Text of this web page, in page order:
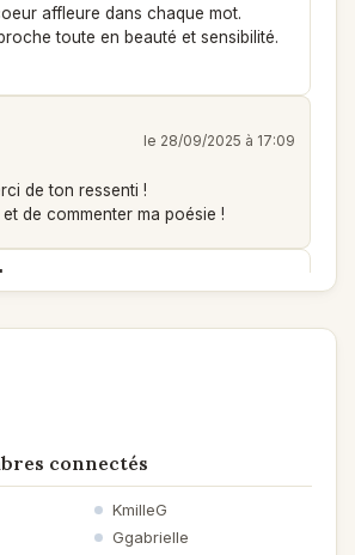
affleure dans chaque mot.
toute en beauté et sensibilité.
le 28/09/2025 à 17:09
de ton ressenti !
de commenter ma poésie !
le 28/09/2025 à 17:06
avec tendresse, avec un
défunts (la Commémoraison des
connectés
KmilleG
Ggabrielle